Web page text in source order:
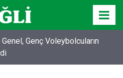
Genç Voleybolcuların